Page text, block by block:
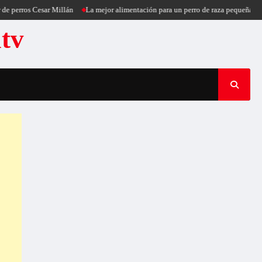
Cesar Millán La mejor alimentación para un perro de raza pequeña